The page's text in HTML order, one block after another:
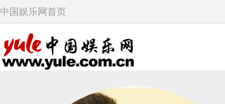
中国娱乐网首页